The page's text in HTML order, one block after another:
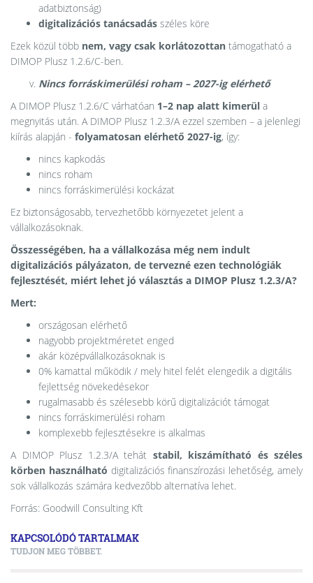
adatbiztonság)
digitalizációs tanácsadás széles köre
Ezek közül több nem, vagy csak korlátozottan támogatható a
DIMOP Plusz 1.2.6/C-ben.
Nincs forráskimerülési roham – 2027-ig elérhető
A DIMOP Plusz 1.2.6/C várhatóan 1–2 nap alatt kimerül a
megnyitás után. A DIMOP Plusz 1.2.3/A ezzel szemben – a jelenlegi
kiírás alapján - folyamatosan elérhető 2027-ig, így:
nincs kapkodás
nincs roham
nincs forráskimerülési kockázat
Ez biztonságosabb, tervezhetőbb környezetet jelent a
vállalkozásoknak.
Összességében, ha a vállalkozása még nem indult
digitalizációs pályázaton, de tervezné ezen technológiák
fejlesztését, miért lehet jó választás a DIMOP Plusz 1.2.3/A?
Mert:
országosan elérhető
nagyobb projektméretet enged
akár középvállalkozásoknak is
0% kamattal működik / mely hitel felét elengedik a digitális
fejlettség növekedésekor
rugalmasabb és szélesebb körű digitalizációt támogat
nincs forráskimerülési roham
komplexebb fejlesztésekre is alkalmas
A DIMOP Plusz 1.2.3/A tehát stabil, kiszámítható és széles
körben használható digitalizációs finanszírozási lehetőség, amely
sok vállalkozás számára kedvezőbb alternatíva lehet.
Forrás: Goodwill Consulting Kft
KAPCSOLÓDÓ TARTALMAK
TUDJON MEG TÖBBET.